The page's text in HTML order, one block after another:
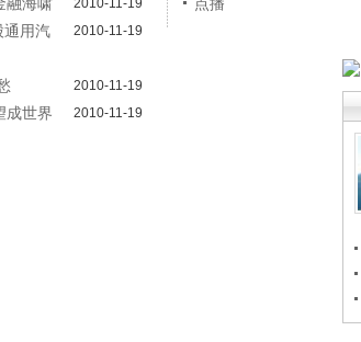
2010-11-19
通用汽
2010-11-19
2010-11-19
成世界
2010-11-19